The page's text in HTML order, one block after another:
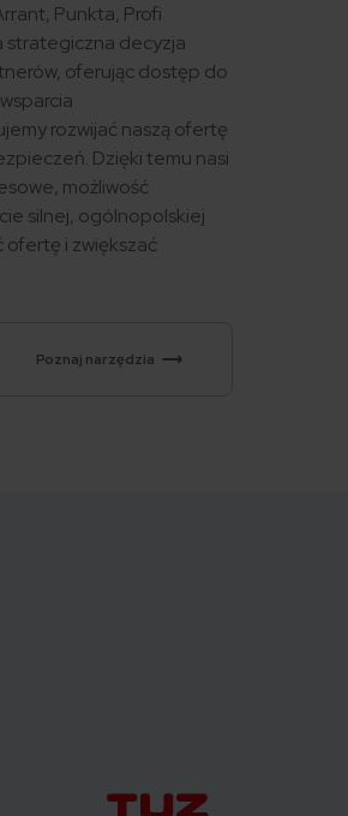
Punkta, Profi
strategiczna decyzja
oferując dostęp do
rozwijać naszą ofertę
Dzięki temu nasi
możliwość
silnej, ogólnopolskiej
ofertę i zwiększać
Poznaj narzędzia